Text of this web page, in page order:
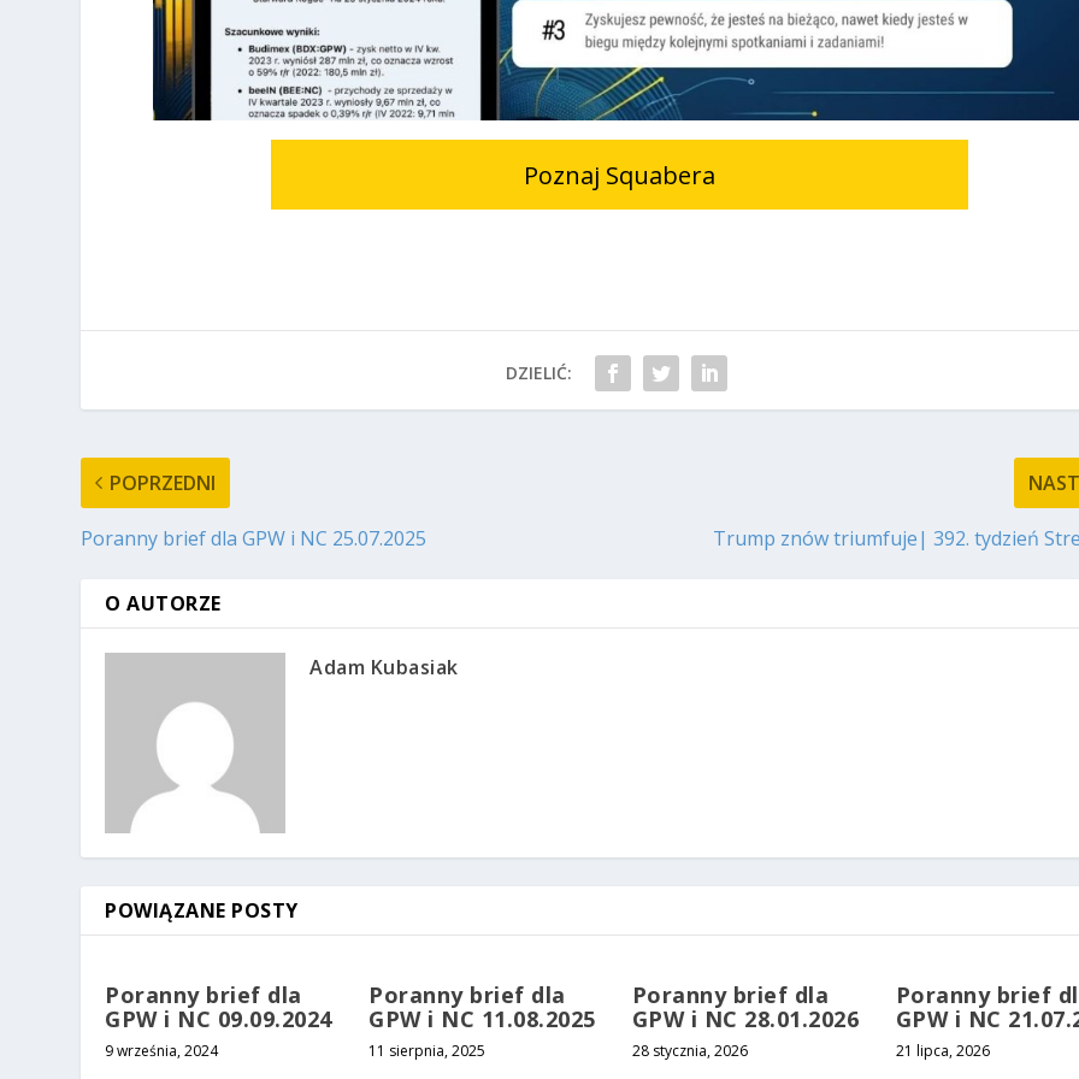
Poznaj Squabera
DZIELIĆ:
POPRZEDNI
Poranny brief dla GPW i NC 25.07.2025 Trump znów triumfuje| 392. tydzień
O AUTORZE
Adam Kubasiak
POWIĄZANE POSTY
Poranny brief dla
GPW i NC 09.09.2024
9 września, 2024
Poranny brief dla
GPW i NC 11.08.2025
11 sierpnia, 2025
Poranny brief dla
GPW i NC 28.01.2026
28 stycznia, 2026
Poranny brief
GPW i NC
21 lipca, 2026